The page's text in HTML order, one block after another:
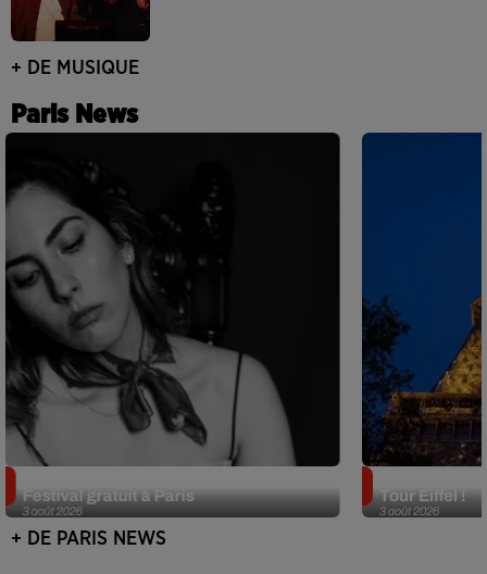
+ DE MUSIQUE
Paris News
3 août 2026
Festival gratuit à Paris
3 août 2026
Tour Eiffel !
+ DE PARIS NEWS